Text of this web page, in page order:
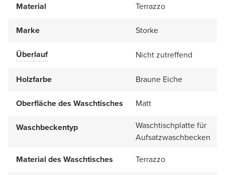
Material
Terrazzo
Marke Storke
Überlauf Nicht zutreffend
Holzfarbe Braune Eiche
Oberfläche des Waschtisches Matt
Waschbeckentyp
Waschtischplatte für
Aufsatzwaschbecken
Material des Waschtisches
Terrazzo